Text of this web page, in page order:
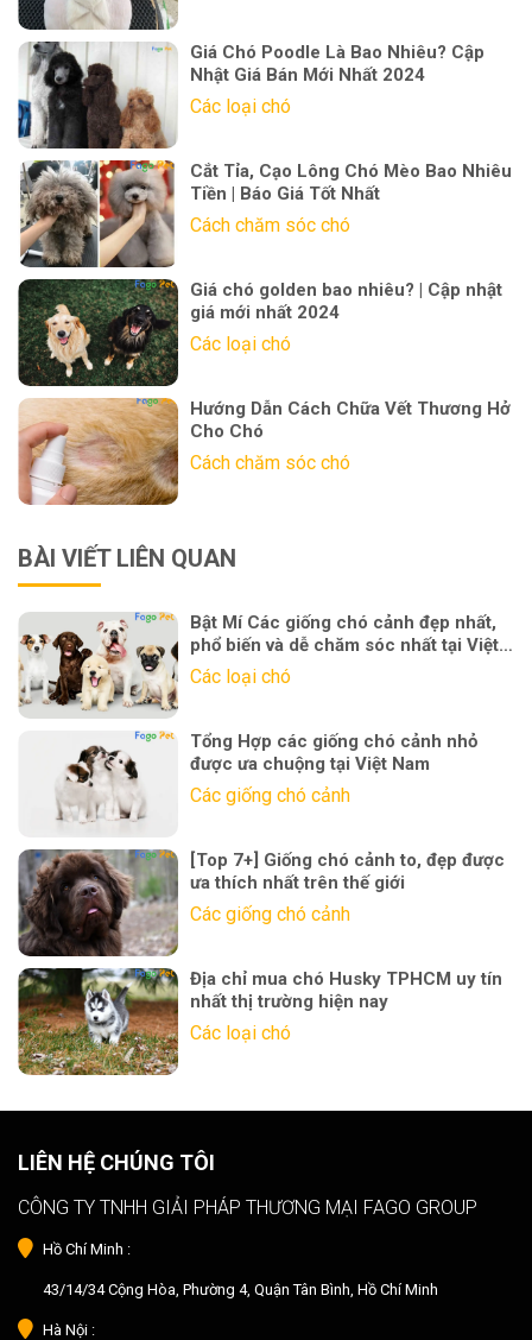
Giá Chó Poodle Là Bao Nhiêu? Cập
Nhật Giá Bán Mới Nhất 2024
Các loại chó
Cắt Tỉa, Cạo Lông Chó Mèo Bao Nhiêu
Tiền | Báo Giá Tốt Nhất
Cách chăm sóc chó
Giá chó golden bao nhiêu? | Cập nhật
giá mới nhất 2024
Các loại chó
Hướng Dẫn Cách Chữa Vết Thương Hở
Cho Chó
Cách chăm sóc chó
BÀI VIẾT LIÊN QUAN
Bật Mí Các giống chó cảnh đẹp nhất,
phổ biến và dễ chăm sóc nhất tại Việt
Nam
Các loại chó
Tổng Hợp các giống chó cảnh nhỏ
được ưa chuộng tại Việt Nam
Các giống chó cảnh
[Top 7+] Giống chó cảnh to, đẹp được
ưa thích nhất trên thế giới
Các giống chó cảnh
Địa chỉ mua chó Husky TPHCM uy tín
nhất thị trường hiện nay
Các loại chó
LIÊN HỆ CHÚNG TÔI
CÔNG TY TNHH GIẢI PHÁP THƯƠNG MẠI FAGO GROUP
Hồ Chí Minh :
43/14/34 Cộng Hòa, Phường 4, Quận Tân Bình, Hồ Chí Minh
Hà Nội :